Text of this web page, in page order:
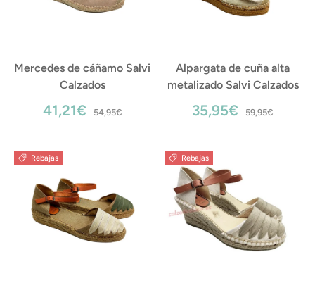
Mercedes de cáñamo Salvi
Calzados
41,21€ 54,95€
Alpargata de cuña alta
metalizado Salvi Calzados
35,95€ 59,95€
Rebajas Rebajas